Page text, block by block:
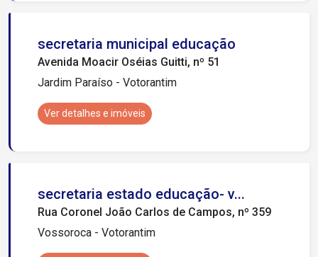
secretaria municipal educação
Avenida Moacir Oséias Guitti, nº 51
Jardim Paraíso - Votorantim
Ver detalhes e imóveis
secretaria estado educação- v...
Rua Coronel João Carlos de Campos, nº 359
Vossoroca - Votorantim